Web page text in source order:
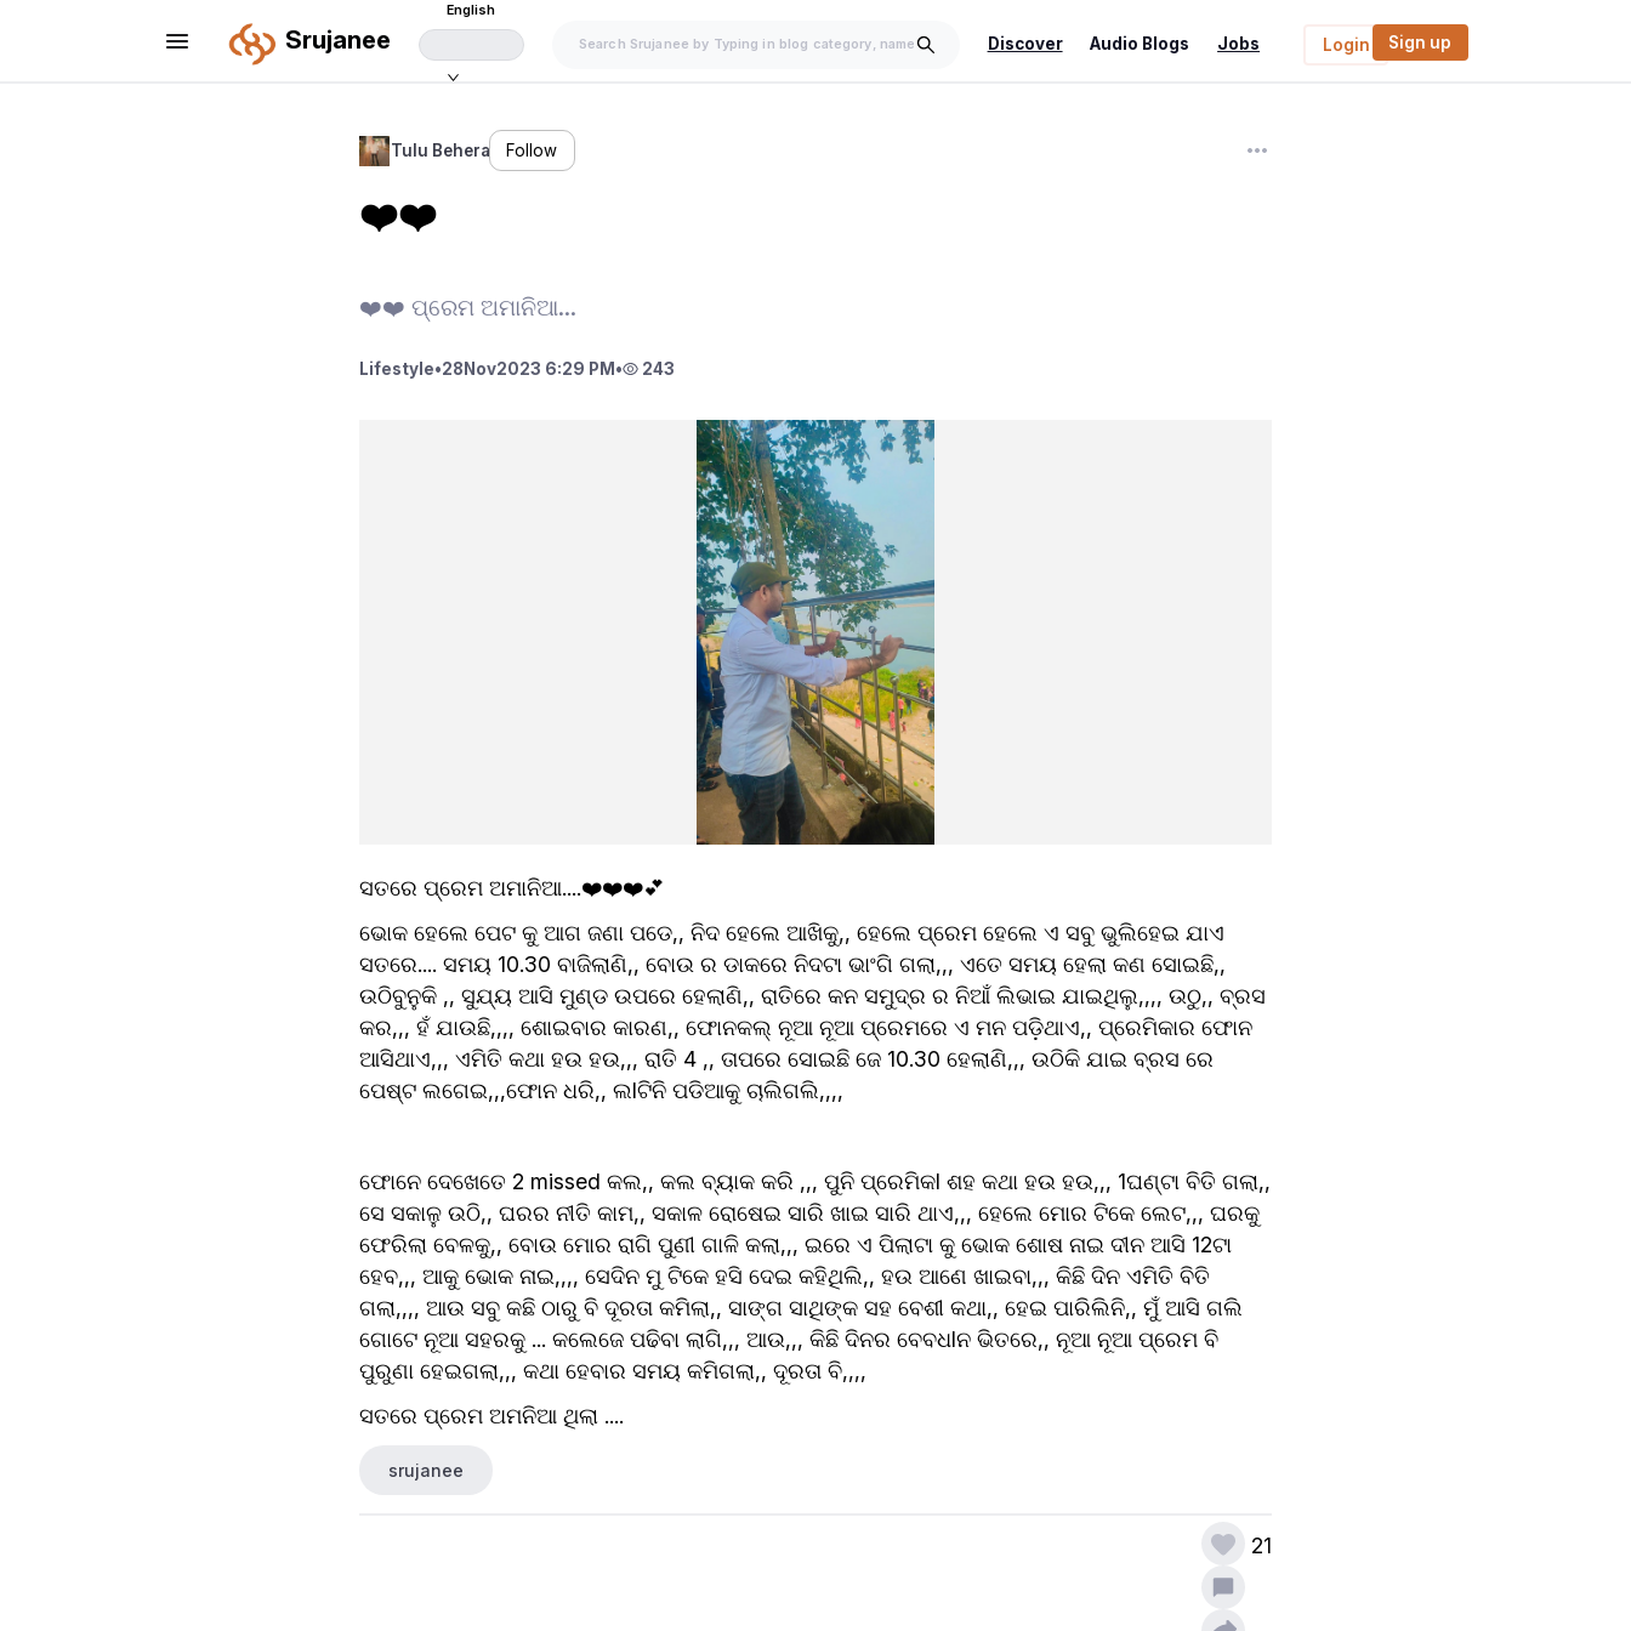
Srujanee
English
Discover Audio Blogs Jobs Login Sign up
Tulu Behera Follow
❤️❤️
❤️❤️ ପ୍ରେମ ଅମାନିଆ...
Lifestyle•28 Nov2023 6:29 PM • 243
ସତରେ ପ୍ରେମ ଅମାନିଆ....❤️❤️❤️💕
ଭୋକ ହେଲେ ପେଟ କୁ ଆଗ ଜଣା ପଡେ,, ନିଦ ହେଲେ ଆଖିକୁ,, ହେଲେ ପ୍ରେମ ହେଲେ ଏ ସବୁ ଭୁଲିହେଇ ଯାଏ
ସତରେ.... ସମୟ 10.30 ବାଜିଲାଣି,, ବୋଉ ର ଡାକରେ ନିଦଟା ଭାଂଗି ଗଲା,,, ଏତେ ସମୟ ହେଲା କଣ ସୋଇଛି,,
ଉଠିବୁନୁକି ,, ସୁଯ୍ୟ ଆସି ମୁଣ୍ଡ ଉପରେ ହେଲାଣି,, ରାତିରେ କନ ସମୁଦ୍ର ର ନିଆଁ ଲିଭାଇ ଯାଇଥିଲୁ,,,, ଉଠୁ,, ବ୍ରସ
କର,,, ହଁ ଯାଉଛି,,,, ଶୋଇବାର କାରଣ,, ଫୋନକଲ୍ ନୂଆ ନୂଆ ପ୍ରେମରେ ଏ ମନ ପଡ଼ିଥାଏ,, ପ୍ରେମିକାର ଫୋନ
ଆସିଥାଏ,,, ଏମିତି କଥା ହଉ ହଉ,,, ରାତି 4 ,, ତାପରେ ସୋଇଛି ଜେ 10.30 ହେଲାଣି,,, ଉଠିକି ଯାଇ ବ୍ରସ ରେ
ପେଷ୍ଟ ଲଗେଇ,,,ଫୋନ ଧରି,, ଲlଟିନି ପଡିଆକୁ ଚାଲିଗଲି,,,,
ଫୋନେ ଦେଖେତେ 2 missed କଲ,, କଲ ବ୍ୟାକ କରି ,,, ପୁନି ପ୍ରେମିକl ଶହ କଥା ହଉ ହଉ,,, 1ଘଣ୍ଟା ବିତି ଗଲା,,
ସେ ସକାଳୁ ଉଠି,, ଘରର ନୀତି କାମ,, ସକାଳ ରୋଷେଇ ସାରି ଖାଇ ସାରି ଥାଏ,,, ହେଲେ ମୋର ଟିକେ ଲେଟ,,, ଘରକୁ
ଫେରିଲା ବେଳକୁ,, ବୋଉ ମୋର ରାଗି ପୁଣୀ ଗାଳି କଲା,,, ଇରେ ଏ ପିଲାଟା କୁ ଭୋକ ଶୋଷ ନାଇ ଦୀନ ଆସି 12ଟା
ହେବ,,, ଆକୁ ଭୋକ ନାଇ,,,, ସେଦିନ ମୁ ଟିକେ ହସି ଦେଇ କହିଥିଲି,, ହଉ ଆଣେ ଖାଇବା,,, କିଛି ଦିନ ଏମିତି ବିତି
ଗଲା,,,, ଆଉ ସବୁ କଛି ଠାରୁ ବି ଦୂରତା କମିଲା,, ସାଙ୍ଗ ସାଥିଙ୍କ ସହ ବେଶୀ କଥା,, ହେଇ ପାରିଲିନି,, ମୁଁ ଆସି ଗଲି
ଗୋଟେ ନୂଆ ସହରକୁ ... କଲେଜେ ପଢିବା ଲାଗି,,, ଆଉ,,, କିଛି ଦିନର ବେବଧlନ ଭିତରେ,, ନୂଆ ନୂଆ ପ୍ରେମ ବି
ପୁରୁଣା ହେଇଗଲା,,, କଥା ହେବାର ସମୟ କମିଗଲା,, ଦୂରତା ବି,,,,
ସତରେ ପ୍ରେମ ଅମନିଆ ଥିଲା ....
srujanee
21